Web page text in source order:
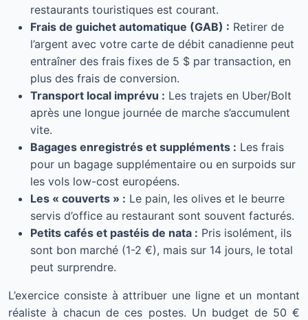
restaurants touristiques est courant.
Frais de guichet automatique (GAB) : Retirer de
l’argent avec votre carte de débit canadienne peut
entraîner des frais fixes de 5 $ par transaction, en
plus des frais de conversion.
Transport local imprévu : Les trajets en Uber/Bolt
après une longue journée de marche s’accumulent
vite.
Bagages enregistrés et suppléments : Les frais
pour un bagage supplémentaire ou en surpoids sur
les vols low-cost européens.
Les « couverts » : Le pain, les olives et le beurre
servis d’office au restaurant sont souvent facturés.
Petits cafés et pastéis de nata : Pris isolément, ils
sont bon marché (1-2 €), mais sur 14 jours, le total
peut surprendre.
L’exercice consiste à attribuer une ligne et un montant
réaliste à chacun de ces postes. Un budget de 50 €